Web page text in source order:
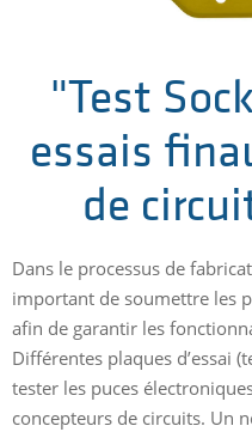
"Test
essais
de
Dans le processus de
important de soumettre les
afin de garantir les
Différentes plaques d’essai
tester les puces
concepteurs de circuits. Un